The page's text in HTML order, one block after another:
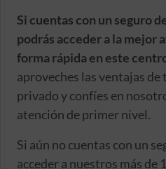
Si cuentas con un seguro
podrás acceder a la mejor
forma rápida en este
aproveches las ventajas de
privado y confíes en
atención de primer nivel.
Si aún no cuentas con un
acceder a nuestros más de